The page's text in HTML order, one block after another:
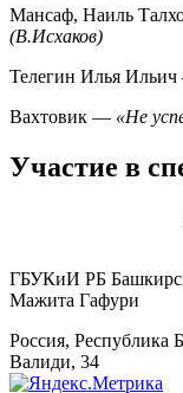
Мансаф, Наиль
(В.Исхаков)
Телегин Илья
Вахтовик — «Не
Участие в
ГБУКиИ РБ
Мажита Гафури
Россия, Республика
Валиди, 34